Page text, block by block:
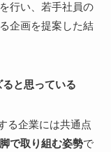
行い、若手社員の
企画を提案した結
と思っている
る企業には共通点
で取り組む姿勢で